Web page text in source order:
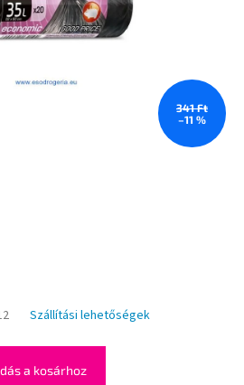
341 Ft
–11 %
Szállítási lehetőségek
a kosárhoz